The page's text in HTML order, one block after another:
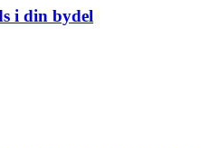
i din bydel